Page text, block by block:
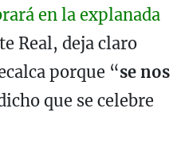
en la explanada
Real, deja claro
porque “se nos
que se celebre